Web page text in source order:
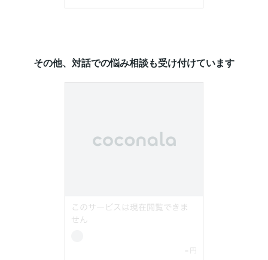
その他、対話での悩み相談も受け付けています